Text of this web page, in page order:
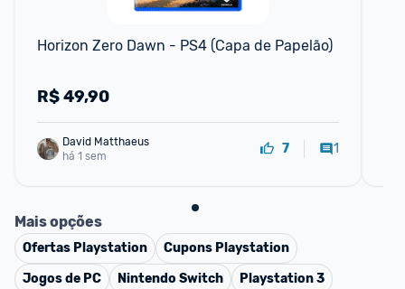
Horizon Zero Dawn - PS4 (Capa de Papelão)
R$49,90
há 1 sem
7 1
Mais opções
Ofertas Playstation Cupons Playstation
Jogos de PC
Nintendo Switch
Playstation 3